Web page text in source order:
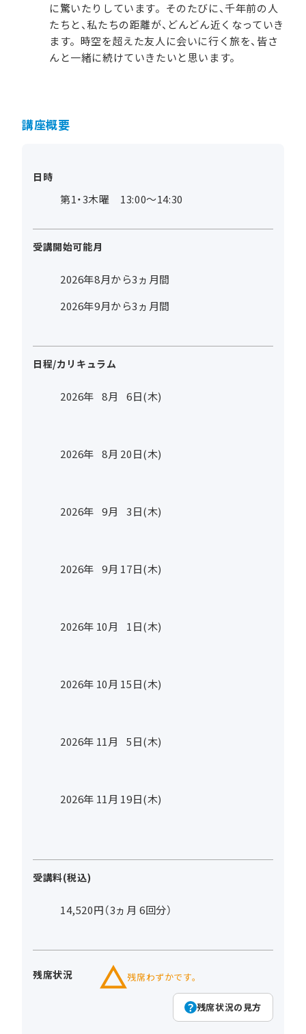
に驚いたりしています。そのたびに、千年前の人
たちと、私たちの距離が、どんどん近くなっていき
ます。時空を超えた友人に会いに行く旅を、皆さ
んと一緒に続けていきたいと思います。
講座概要
日時
第1・3木曜 13:00～14:30
受講開始可能月
2026年8月から3ヵ月間
2026年9月から3ヵ月間
日程/カリキュラム
2026年 8月 6日(木)
2026年 8月 20日(木)
2026年 9月 3日(木)
2026年 9月 17日(木)
2026年 10月 1日(木)
2026年 10月 15日(木)
2026年 11月 5日(木)
2026年 11月 19日(木)
受講料(税込)
14,520円（3ヵ月 6回分）
残席状況 残席わずかです。
残席状況の見方